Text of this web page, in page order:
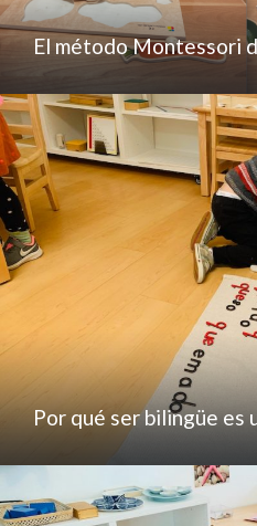
El método Montessori
Por qué ser bilingüe es